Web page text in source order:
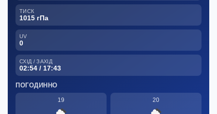
ТИСК
1015 гПа
UV
0
СХІД / ЗАХІД
02:54 / 17:43
ПОГОДИННО
19 20